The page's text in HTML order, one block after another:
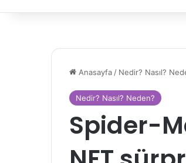
Anasayfa / Nedir? Nasıl?
Nedir? Nasıl? Neden?
Spider-